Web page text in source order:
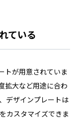
ている
トが用意されていま
拡大など用途に合わ
デザインプレートは
カスタマイズできま